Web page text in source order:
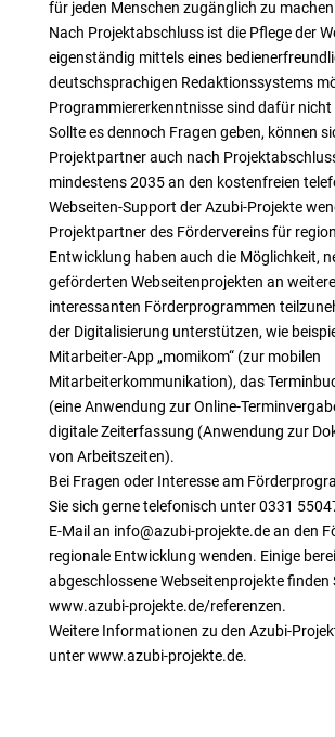
für jeden Menschen zugänglich zu
Nach Projektabschluss ist die Pflege der
eigenständig mittels eines
deutschsprachigen Redaktionssystems
Programmiererkenntnisse sind dafür
Sollte es dennoch Fragen geben, können
Projektpartner auch nach
mindestens 2035 an den kostenfreien
Webseiten-Support der Azubi-Projekte
Projektpartner des Fördervereins für
Entwicklung haben auch die Möglichkeit,
geförderten Webseitenprojekten an
interessanten Förderprogrammen
der Digitalisierung unterstützen, wie
Mitarbeiter-App „momikom“ (zur mobilen
Mitarbeiterkommunikation), das
(eine Anwendung zur Online-
digitale Zeiterfassung (Anwendung zur
von Arbeitszeiten).
Bei Fragen oder Interesse am
Sie sich gerne telefonisch unter 0331
E-Mail an info@azubi-projekte.de an den
regionale Entwicklung wenden. Einige
abgeschlossene Webseitenprojekte finden
www.azubi-projekte.de/referenzen.
Weitere Informationen zu den Azubi-
unter www.azubi-projekte.de.